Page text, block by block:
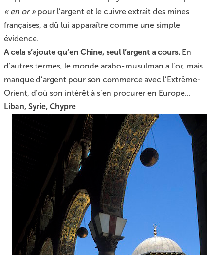
« en or »pour l’argent et le cuivre extrait des mines
françaises, a dû lui apparaître comme une simple
évidence.
A cela s’ajoute qu’en Chine, seul l’argent a cours. En
d’autres termes, le monde arabo-musulman a l’or, mais
manque d’argent pour son commerce avec l’Extrême-
Orient, d’où son intérêt à s’en procurer en Europe...
Liban, Syrie, Chypre